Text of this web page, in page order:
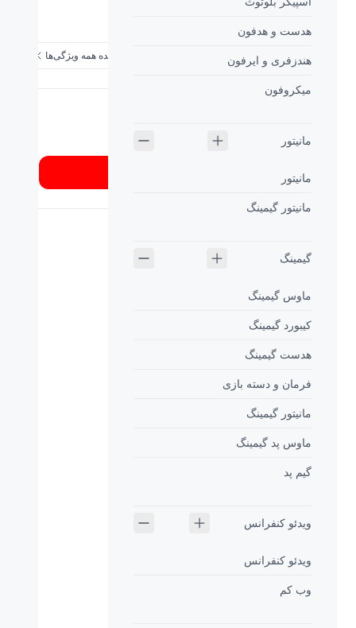
هدست و هدفون
هندزفری و ایرفون
میکروفون
مانیتور
مانیتور
مانیتور گیمینگ
گیمینگ
ماوس گیمینگ
کیبورد گیمینگ
هدست گیمینگ
فرمان و دسته بازی
مانیتور گیمینگ
ماوس پد گیمینگ
گیم پد
ویدئو کنفرانس
ویدئو کنفرانس
وب کم
مشاهده همه ویژگی‌ها
صفحه نمایش VA
می دهد